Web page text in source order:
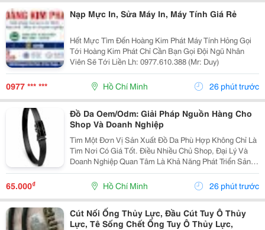
Nạp Mực In, Sửa Máy In, Máy Tính Giá Rẻ
Hết Mực Tìm Đến Hoàng Kim Phát Máy Tính Hỏng Gọi
Tới Hoàng Kim Phát Chỉ Cần Bạn Gọi Đội Ngũ Nhân
Viên Sẽ Tới Liền Lh: 0977.610.388 (Mr: Duy)
0977 *** *** Hồ Chí Minh 26 phút trước
Đồ Da Oem/Odm: Giải Pháp Nguồn Hàng Cho
Shop Và Doanh Nghiệp
Tìm Một Đơn Vị Sản Xuất Đồ Da Phù Hợp Không Chỉ Là
Tìm Nơi Có Giá Tốt. Điều Nhiều Chủ Shop, Đại Lý Và
Doanh Nghiệp Quan Tâm Là Khả Năng Phát Triển Sản
Phẩm, Duy Trì Nguồn Hàng Ổn Định Và Hỗ Trợ Lâu Dài.
Khi Làm Việc Trực Tiếp Với Đơn Vị Sản Xuất,...
65.000₫ Hồ Chí Minh 26 phút trước
Cút Nối Ống Thủy Lực, Đầu Cút Tuy Ô Thủy
Lực, Tê Sống Chết Ống Tuy Ô Thủy Lực,